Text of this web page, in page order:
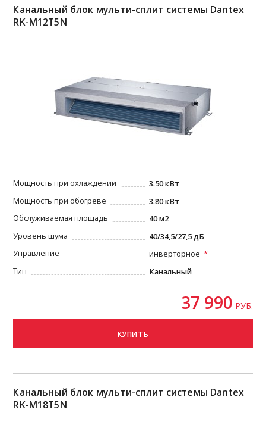
Канальный блок мульти-сплит системы Dantex
RK-M12T5N
Мощность при охлаждении
3.50 кВт
Мощность при обогреве
3.80 кВт
Обслуживаемая площадь
40 м2
Уровень шума
40/34,5/27,5 дБ
Управление
инверторное
Тип
Канальный
37 990 РУБ.
КУПИТЬ
Канальный блок мульти-сплит системы Dantex
RK-M18T5N